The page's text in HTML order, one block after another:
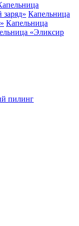
Капельница
Капельница
«Эликсир
пилинг